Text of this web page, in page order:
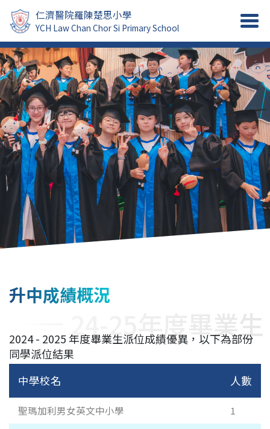
仁濟醫院羅陳楚思小學
YCH Law Chan Chor Si Primary School
升中成績概況
24-25年度畢業生
2024 - 2025 年度畢業生派位成績優異，以下為部份
同學派位結果
中學校名 人數
聖瑪加利男女英文中小學
1